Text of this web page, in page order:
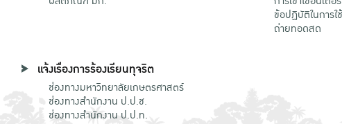
ข้อปฏิบัติในการ
ถ่ายทอดสด
แจ้งเรื่องการร้องเรียนทุจริต
ช่องทางมหาวิทยาลัยเกษตรศาสตร์
ช่องทางสำนักงาน ป.ป.ช.
ช่องทางสำนักงาน ป.ป.ท.